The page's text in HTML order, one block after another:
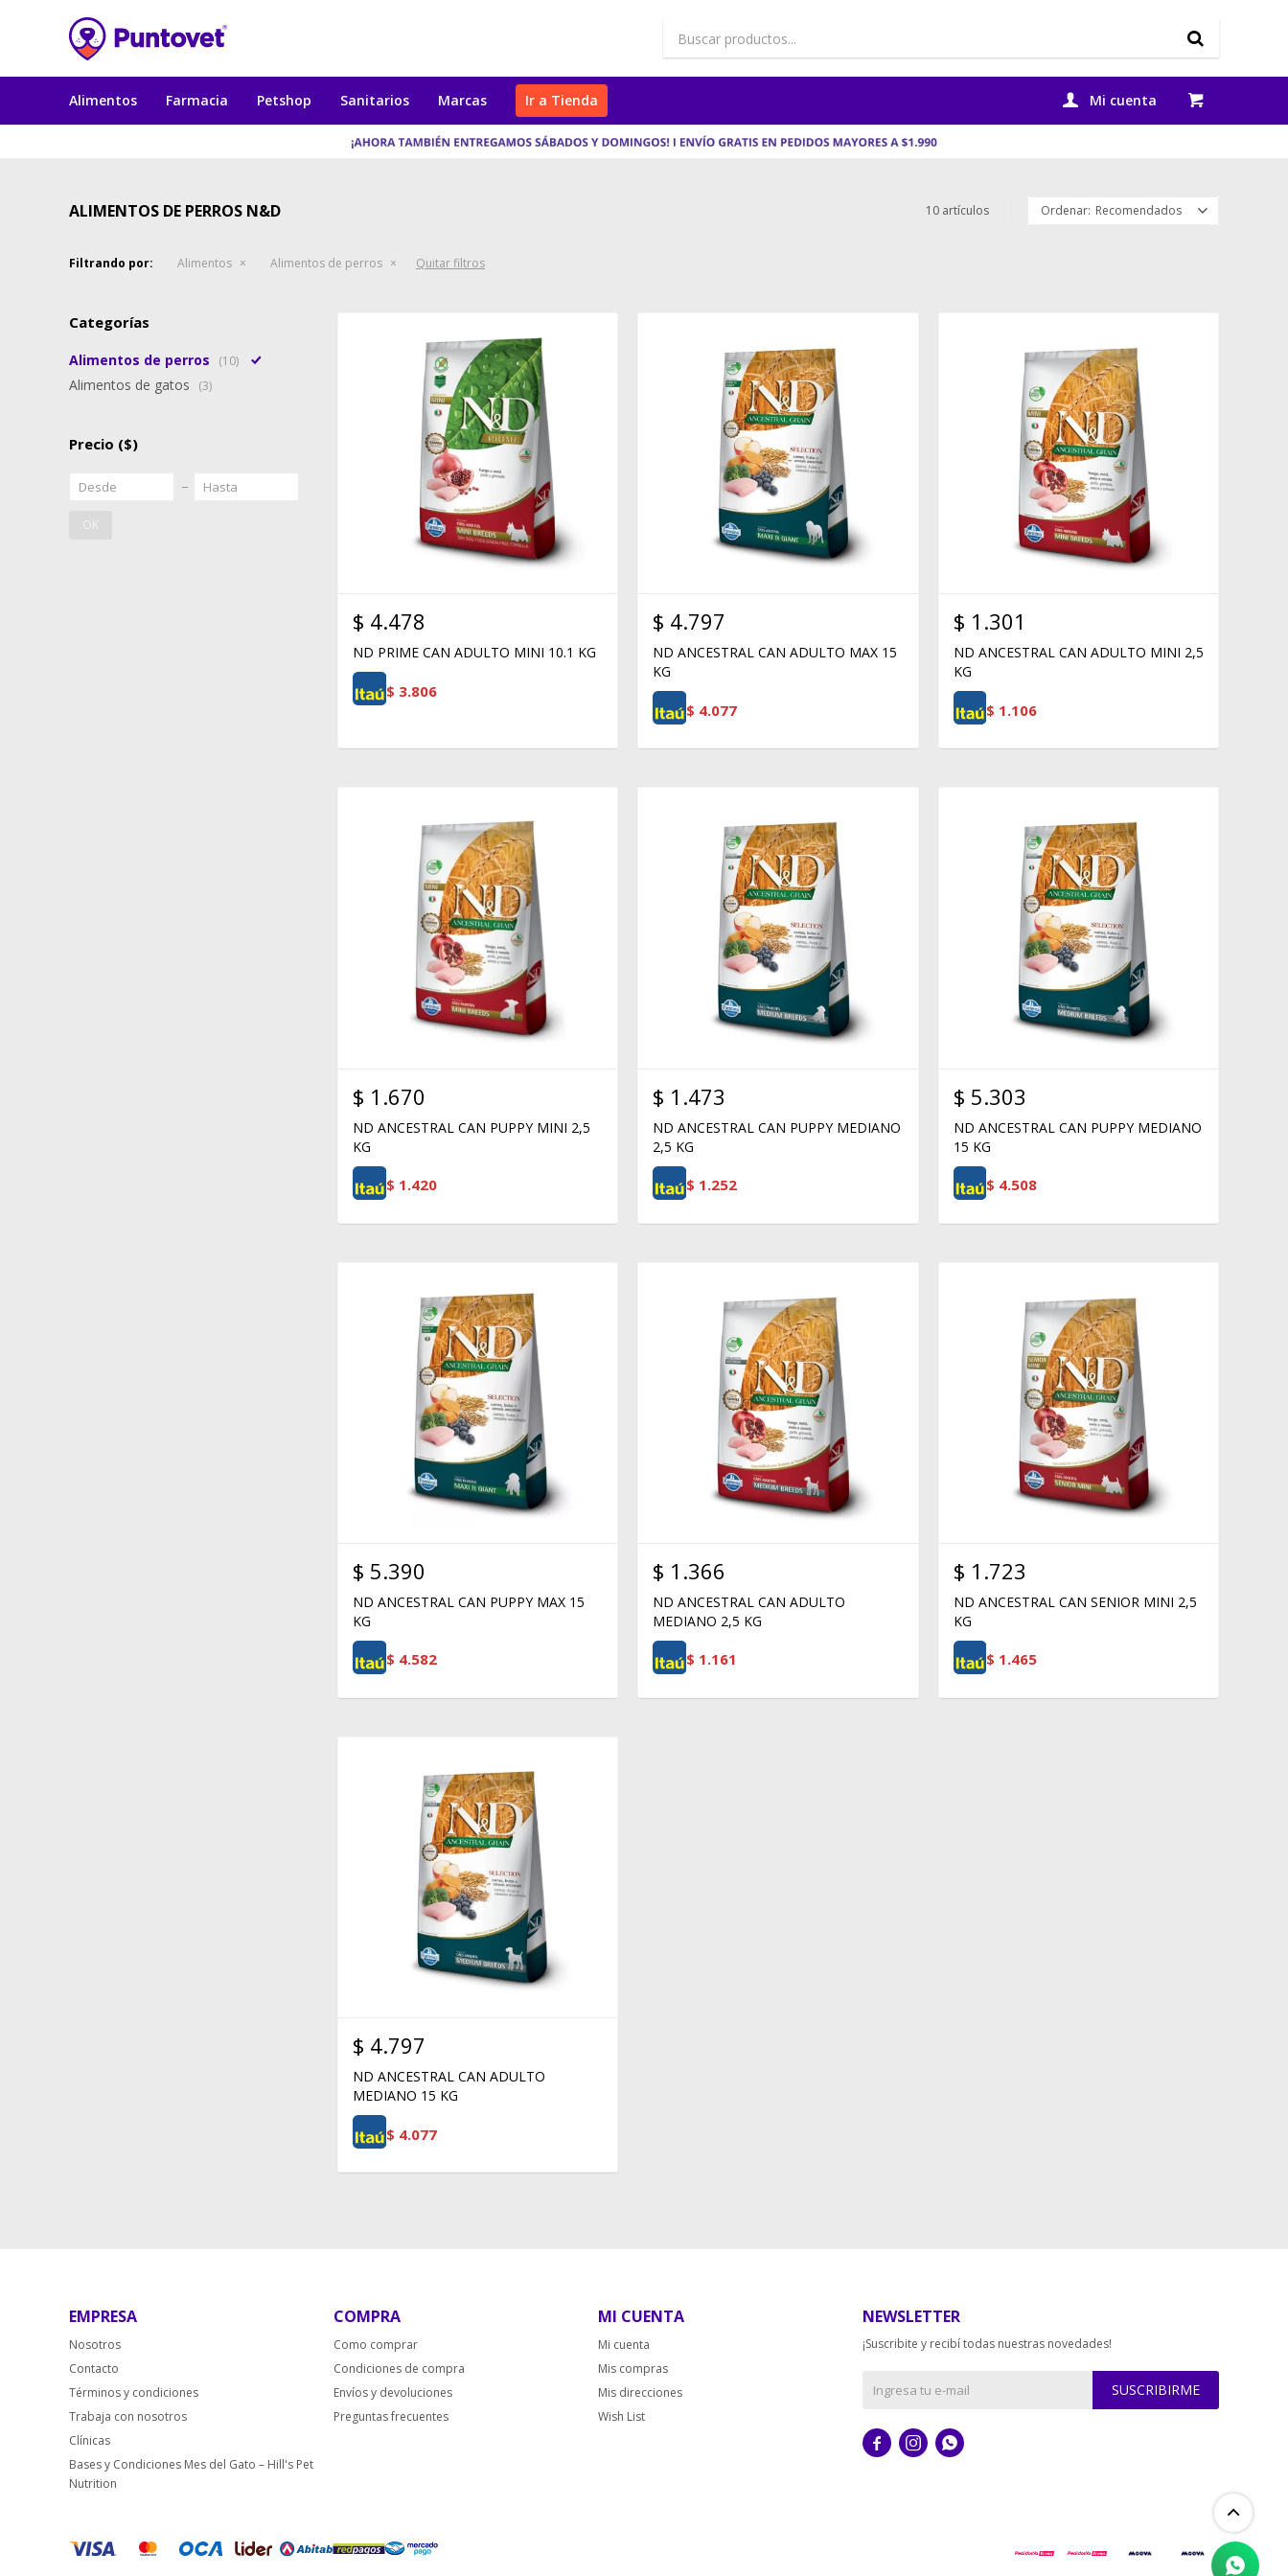
Alimentos Farmacia Petshop Sanitarios Marcas Ir a Tienda
ALIMENTOS DE PERROS N&D 10 artículos Recomendados
Filtrando por: Alimentos Alimentos de perros Quitar filtros
$ 4.478
ND PRIME CAN ADULTO MINI 10.1 KG
$ 3.806
$ 4.797
ND ANCESTRAL CAN ADULTO MAX 15
KG
$ 4.077
$ 1.301
ND ANCESTRAL CAN ADULTO MINI 2,5
KG
$ 1.106
$ 1.670
ND ANCESTRAL CAN PUPPY MINI 2,5
KG
$ 1.420
$ 1.473
ND ANCESTRAL CAN PUPPY MEDIANO
2,5 KG
$ 1.252
$ 5.303
ND ANCESTRAL CAN PUPPY MEDIANO
15 KG
$ 4.508
$ 5.390
ND ANCESTRAL CAN PUPPY MAX 15
KG
$ 4.582
$ 1.366
ND ANCESTRAL CAN ADULTO
MEDIANO 2,5 KG
$ 1.161
$ 1.723
ND ANCESTRAL CAN SENIOR MINI 2,5
KG
$ 1.465
$ 4.797
ND ANCESTRAL CAN ADULTO
MEDIANO 15 KG
$ 4.077
Categorías
Alimentos de perros (10)
Alimentos de gatos (3)
Precio ($)
OK
EMPRESA
Nosotros
Contacto
Términos y condiciones
Trabaja con nosotros
Clínicas
Bases y Condiciones Mes del Gato – Hill's Pet
Nutrition
COMPRA
Como comprar
Condiciones de compra
Envíos y devoluciones
Preguntas frecuentes
MI CUENTA
Mi cuenta
Mis compras
Mis direcciones
Wish List
NEWSLETTER
¡Suscribite y recibí todas nuestras novedades!
SUSCRIBIRME
  